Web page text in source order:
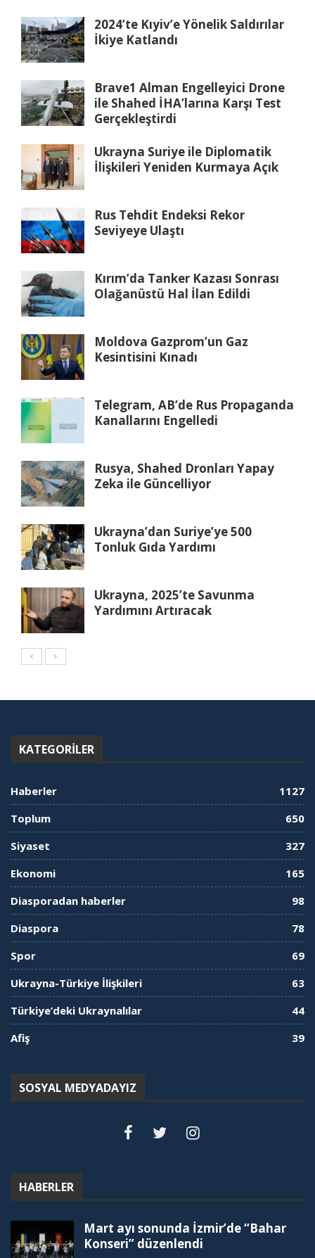
2024’te Kıyiv’e Yönelik Saldırılar
İkiye Katlandı
Brave1 Alman Engelleyici Drone
ile Shahed İHA’larına Karşı Test
Gerçekleştirdi
Ukrayna Suriye ile Diplomatik
İlişkileri Yeniden Kurmaya Açık
Rus Tehdit Endeksi Rekor
Seviyeye Ulaştı
Kırım’da Tanker Kazası Sonrası
Olağanüstü Hal İlan Edildi
Moldova Gazprom’un Gaz
Kesintisini Kınadı
Telegram, AB’de Rus Propaganda
Kanallarını Engelledi
Rusya, Shahed Dronları Yapay
Zeka ile Güncelliyor
Ukrayna’dan Suriye’ye 500
Tonluk Gıda Yardımı
Ukrayna, 2025’te Savunma
Yardımını Artıracak
KATEGORILER
Haberler
1127
Toplum
650
Siyaset
327
Ekonomi
165
Diasporadan haberler
98
Diaspora
78
Spor
69
Ukrayna-Türkiye İlişkileri
63
Türkiye’deki Ukraynalılar
44
Afiş
39
SOSYAL MEDYADAYIZ
HABERLER
Mart ayı sonunda İzmir’de “Bahar
Konseri” düzenlendi